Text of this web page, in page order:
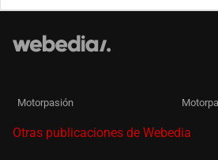
Motorpasión
Otras publicaciones de Webedia